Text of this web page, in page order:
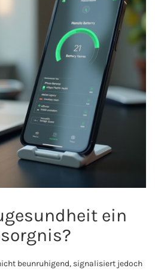
ein
beunruhigend, signalisiert jedoch